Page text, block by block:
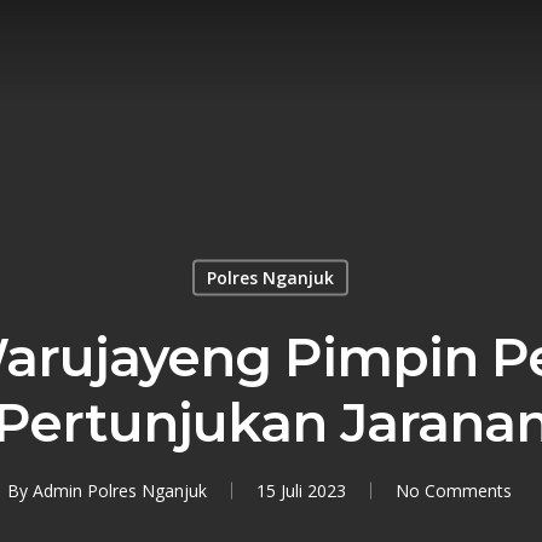
Polres Nganjuk
Pimpin
By Admin Polres Nganjuk 15 Juli 2023 No Comments